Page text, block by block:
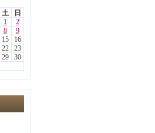
土
日
1
2
8
9
15
16
22
23
29
30